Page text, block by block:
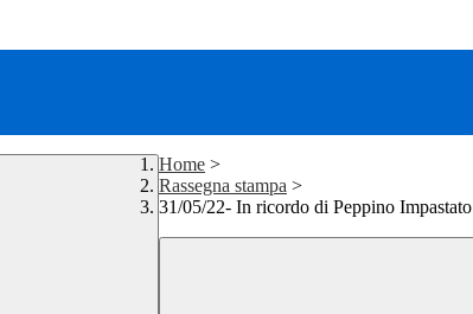
Home >
Rassegna stampa >
31/05/22- In ricordo di Peppino Impastato